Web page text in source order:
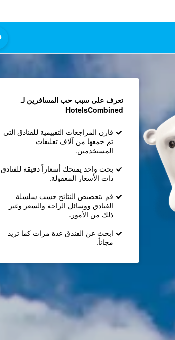
تعرف على سبب حب المسافرين لـ
HotelsCombined
قارن المراجعات التقييمية للفنادق التي
تم جمعها من آلاف تعليقات
المستخدمين.
بحث واحد يمنحك أسعاراً دقيقة للفنادق
ذات الأسعار المعقولة.
قم بتخصيص النتائج حسب سلسلة
الفنادق ووسائل الراحة والسعر وغير
ذلك من الأمور.
ابحث عن الفندق عدة مرات كما تريد -
مجاناً.